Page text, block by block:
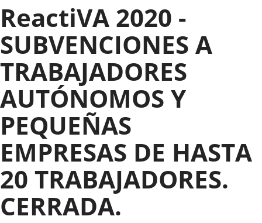
ReactiVA 2020 -
SUBVENCIONES A
TRABAJADORES
AUTÓNOMOS Y
PEQUEÑAS
EMPRESAS DE HASTA
20 TRABAJADORES.
CERRADA.